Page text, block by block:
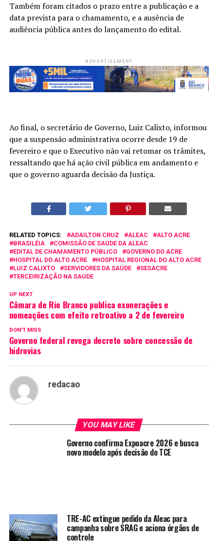
Também foram citados o prazo entre a publicação e a
data prevista para o chamamento, e a ausência de
audiência pública antes do lançamento do edital.
ADVERTISEMENT
Ao final, o secretário de Governo, Luiz Calixto, informou
que a suspensão administrativa ocorre desde 19 de
fevereiro e que o Executivo não vai retomar os trâmites,
ressaltando que há ação civil pública em andamento e
que o governo aguarda decisão da Justiça.
RELATED TOPICS: ADAILTON CRUZ ALEAC
ALTO ACRE
BRASILÉIA
COMISSÃO DE SAÚDE DA ALEAC
EDITAL DE CHAMAMENTO PÚBLICO
GOVERNO DO ACRE
HOSPITAL DO ALTO ACRE
HOSPITAL REGIONAL DO ALTO ACRE
LUIZ CALIXTO
SERVIDORES DA SAÚDE
SESACRE
TERCEIRIZAÇÃO NA SAÚDE
UP NEXT
Câmara de Rio Branco publica exonerações e
nomeações com efeito retroativo a 2 de fevereiro
DON'T MISS
Governo federal revoga decreto sobre concessão de
hidrovias
redacao
YOU MAY LIKE
Governo confirma Expoacre 2026 e busca
novo modelo após decisão do TCE
TRE-AC extingue pedido da Aleac para
campanha sobre SRAG e aciona órgãos de
controle